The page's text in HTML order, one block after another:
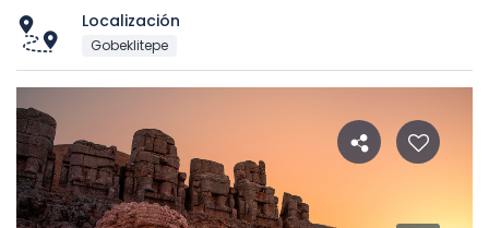
Localización
Gobeklitepe